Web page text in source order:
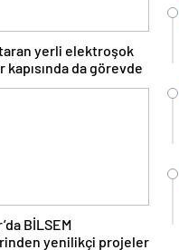
yerli elektroşok
kapısında da görevde
BİLSEM
yenilikçi projeler